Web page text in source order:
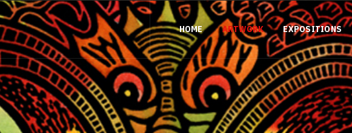
HOME ARTWORK EXPOSITIONS